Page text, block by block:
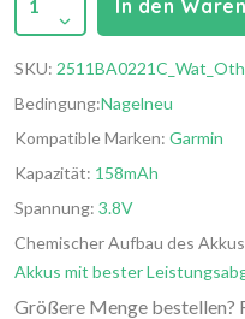
1 In den
SKU: 2511BA0221C_Wat_Oth
Bedingung:Nagelneu
Kompatible Marken: Garmin
Kapazität: 158mAh
Spannung: 3.8V
Chemischer Aufbau des
Akkus mit bester
Größere Menge bestellen?